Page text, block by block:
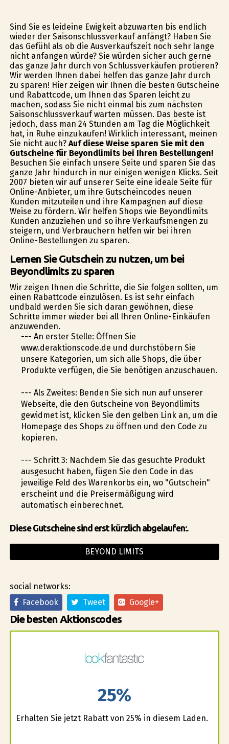
Sind Sie es leideine Ewigkeit abzuwarten bis endlich
wieder der Saisonschlussverkauf anfängt? Haben Sie
das Gefühl als ob die Ausverkaufszeit noch sehr lange
nicht anfangen würde? Sie würden sicher auch gerne
das ganze Jahr durch von Schlussverkäufen profitieren?
Wir werden Ihnen dabei helfen das ganze Jahr durch
zu sparen! Hier zeigen wir Ihnen die besten Gutscheine
und Rabattcode, um Ihnen das Sparen leicht zu
machen, sodass Sie nicht einmal bis zum nächsten
Saisonschlussverkauf warten müssen. Das beste ist
jedoch, dass man 24 Stunden am Tag die Möglichkeit
hat, in Ruhe einzukaufen! Wirklich interessant, meinen
Sie nicht auch? Auf diese Weise sparen Sie mit den
Gutscheine für Beyondlimits bei Ihren Bestellungen!
Besuchen Sie einfach unsere Seite und sparen Sie das
ganze Jahr hindurch in nur einigen wenigen Klicks. Seit
2007 bieten wir auf unserer Seite eine ideale Seite für
Online-Anbieter, um ihre Gutscheincodes neuen
Kunden mitzuteilen und ihre Kampagnen auf diese
Weise zu fördern. Wir helfen Shops wie Beyondlimits
Kunden anzuziehen und so ihre Verkaufsmengen zu
steigern, und Verbrauchern helfen wir bei ihren
Online-Bestellungen zu sparen.
Lernen Sie Gutschein zu nutzen, um bei
Beyondlimits zu sparen
Wir zeigen Ihnen die Schritte, die Sie folgen sollten, um
einen Rabattcode einzulösen. Es ist sehr einfach
undbald werden Sie sich daran gewöhnen, diese
Schritte immer wieder bei all Ihren Online-Einkäufen
anzuwenden.
--- An erster Stelle: Öffnen Sie
www.deraktionscode.de und durchstöbern Sie
unsere Kategorien, um sich alle Shops, die über
Produkte verfügen, die Sie benötigen anzuschauen.
--- Als Zweites: Befinden Sie sich nun auf unserer
Webseite, die den Gutscheine von Beyondlimits
gewidmet ist, klicken Sie den gelben Link an, um die
Homepage des Shops zu öffnen und den Code zu
kopieren.
--- Schritt 3: Nachdem Sie das gesuchte Produkt
ausgesucht haben, fügen Sie den Code in das
jeweilige Feld des Warenkorbs ein, wo "Gutschein"
erscheint und die Preisermäßigung wird
automatisch einberechnet.
Diese Gutscheine sind erst kürzlich abgelaufen:.
BEYOND LIMITS
social networks:
Facebook
Tweet Google+
Die besten Aktionscodes
25%
Erhalten Sie jetzt Rabatt von 25% in diesem Laden.